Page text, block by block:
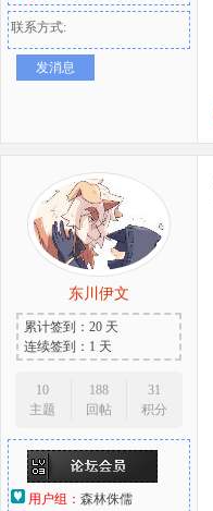
联系方式:
发消息
东川伊文
累计签到：20 天
连续签到：1 天
10
主题
188
回帖
31
积分
用户组： 森林侏儒